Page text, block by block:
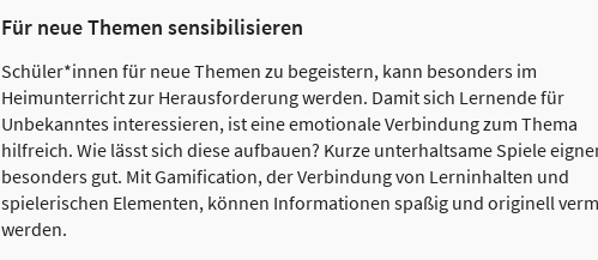
Für neue Themen sensibilisieren
Schüler*innen für neue Themen zu begeistern, kann besonders im
Heimunterricht zur Herausforderung werden. Damit sich Lernende für
Unbekanntes interessieren, ist eine emotionale Verbindung zum Thema
hilfreich. Wie lässt sich diese aufbauen? Kurze unterhaltsame Spiele
besonders gut. Mit Gamification, der Verbindung von Lerninhalten und
spielerischen Elementen, können Informationen spaßig und originell
werden.